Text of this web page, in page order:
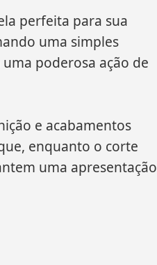
perfeita para sua
uma simples
poderosa ação de
e acabamentos
enquanto o corte
uma apresentação